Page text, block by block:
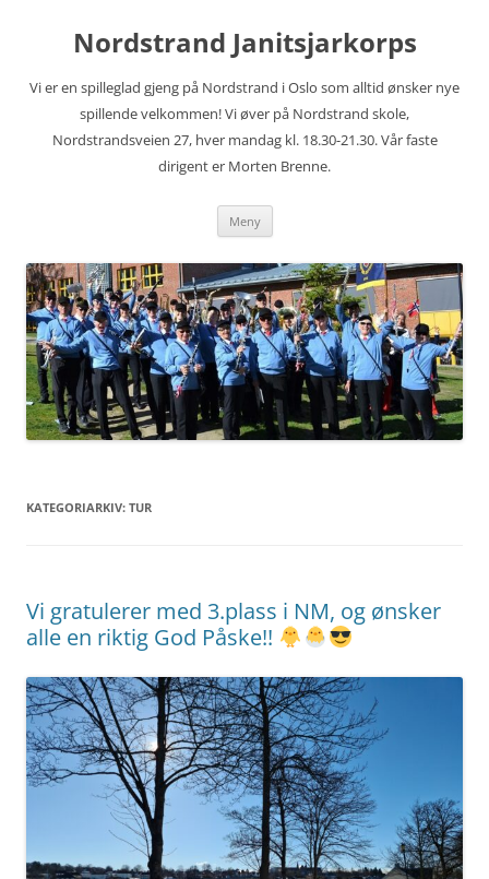
innholdNordstrand Janitsjarkorps
Vi er en spilleglad gjeng på Nordstrand i Oslo som alltid ønsker nye
spillende velkommen! Vi øver på Nordstrand skole,
Nordstrandsveien 27, hver mandag kl. 18.30-21.30. Vår faste
dirigent er Morten Brenne.
Meny
KATEGORIARKIV: TUR
Vi gratulerer med 3.plass i NM, og ønsker
alle en riktig God Påske!!